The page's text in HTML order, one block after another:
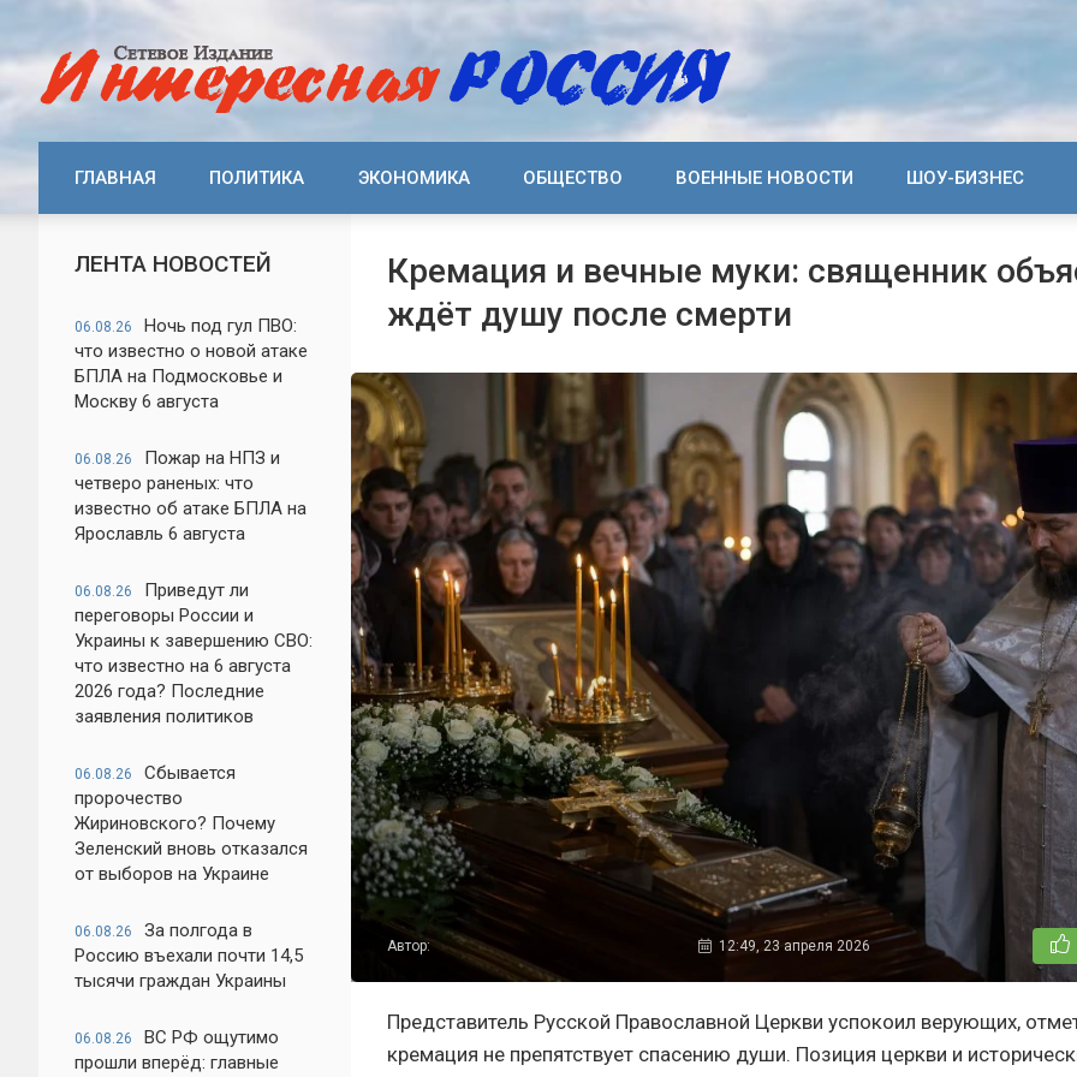
ГЛАВНАЯ ПОЛИТИКА ЭКОНОМИКА ОБЩЕСТВО ВОЕННЫЕ НОВОСТИ ШОУ-БИЗНЕС
ЛЕНТА НОВОСТЕЙ
06.08.26
Ночь под гул ПВО:
что известно о новой атаке
БПЛА на Подмосковье и
Москву 6 августа
06.08.26
Пожар на НПЗ и
четверо раненых: что
известно об атаке БПЛА на
Ярославль 6 августа
06.08.26
Приведут ли
переговоры России и
Украины к завершению СВО:
что известно на 6 августа
2026 года? Последние
заявления политиков
06.08.26
Сбывается
пророчество
Жириновского? Почему
Зеленский вновь отказался
от выборов на Украине
06.08.26
За полгода в
Россию въехали почти 14,5
тысячи граждан Украины
06.08.26
ВС РФ ощутимо
прошли вперёд: главные
Кремация и вечные муки: священник
ждёт душу после смерти
Автор: 12:49, 23 апреля 2026
Представитель Русской Православной Церкви успокоил верующих,
кремация не препятствует спасению души. Позиция церкви и